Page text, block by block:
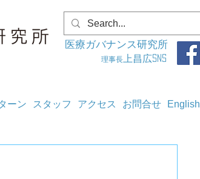
医療ガバナンス研究所
理事長 上昌広SNS
ーン スタッフ アクセス お問合せ English